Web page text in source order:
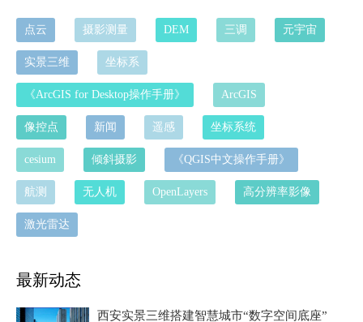
点云 摄影测量 DEM 三调 元宇宙
实景三维 坐标系
《ArcGIS for Desktop操作手册》 ArcGIS
像控点 新闻 遥感 坐标系统
cesium 倾斜摄影 《QGIS中文操作手册》
航测 无人机 OpenLayers 高分辨率影像
激光雷达
最新动态
西安实景三维搭建智慧城市“数字空间底座”